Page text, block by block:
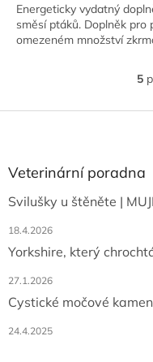
Energeticky vydatný
směsí ptáků. Doplněk pro
omezeném množství
5
Z
aVeterinární poradna
Svilušky u štěněte |
18.4.2026
Yorkshire, který
27.1.2026
Cystické močové
24.4.2025